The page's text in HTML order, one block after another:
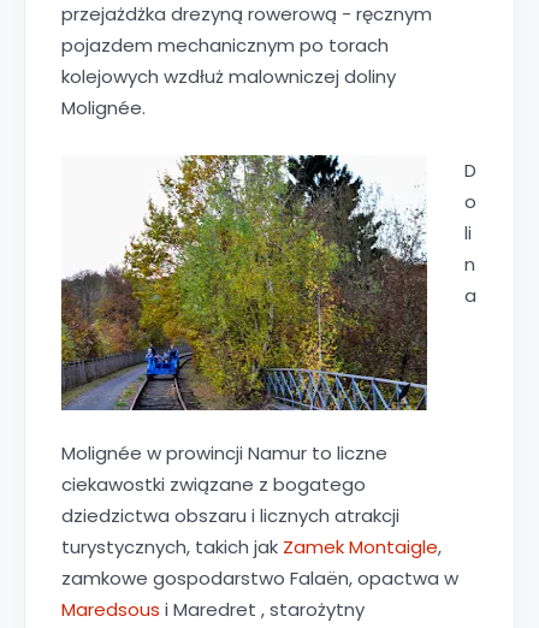
przejażdżka drezyną rowerową - ręcznym
pojazdem mechanicznym po torach
kolejowych wzdłuż malowniczej doliny
Molignée.
D
o
li
n
a
Molignée w prowincji Namur to liczne
ciekawostki związane z bogatego
dziedzictwa obszaru i licznych atrakcji
turystycznych, takich jak Zamek Montaigle,
zamkowe gospodarstwo Falaën, opactwa w
Maredsous i Maredret , starożytny